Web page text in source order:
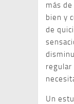
más
bien y
de
regular
Un